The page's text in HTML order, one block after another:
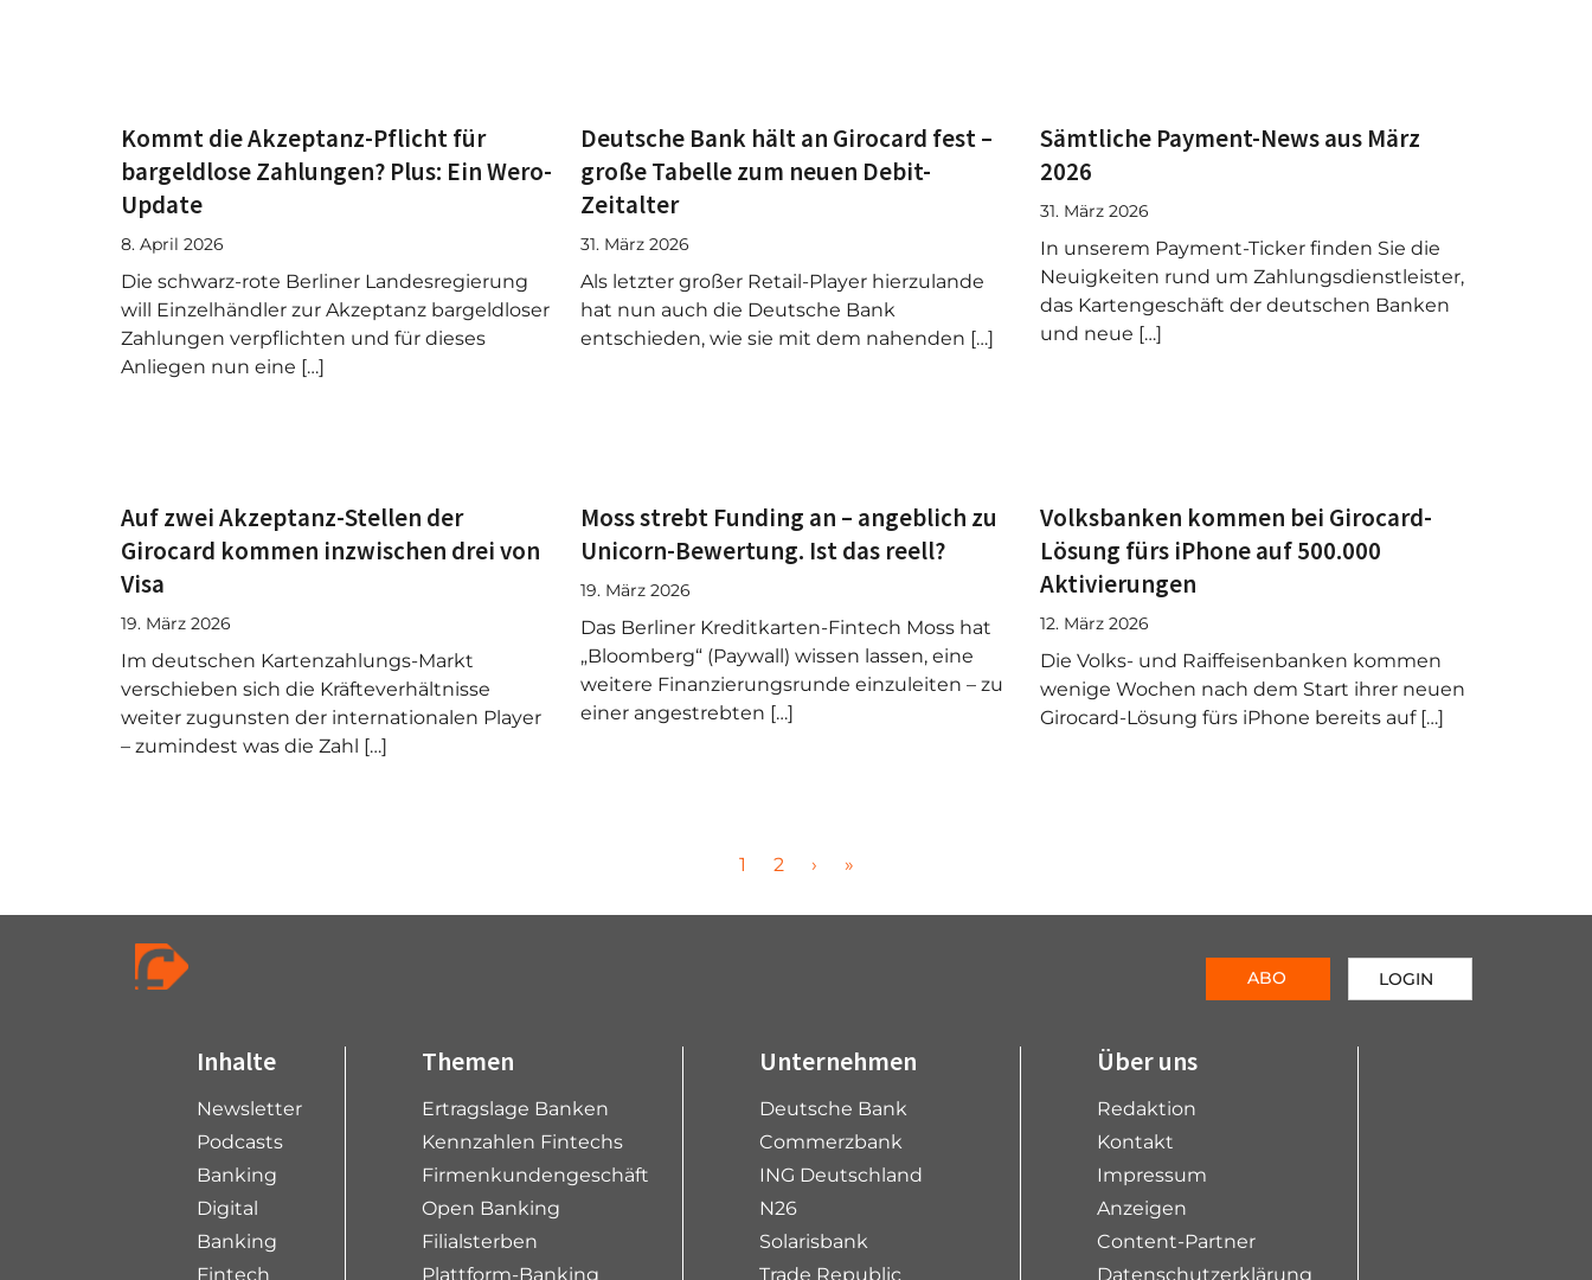
Kommt die Akzeptanz-Pflicht für
bargeldlose Zahlungen? Plus: Ein Wero-
Update
8. April 2026
Die schwarz-rote Berliner Landesregierung
will Einzelhändler zur Akzeptanz bargeldloser
Zahlungen verpflichten und für dieses
Anliegen nun eine […]
Deutsche Bank hält an Girocard fest –
große Tabelle zum neuen Debit-
Zeitalter
31. März 2026
Als letzter großer Retail-Player hierzulande
hat nun auch die Deutsche Bank
entschieden, wie sie mit dem nahenden […]
Sämtliche Payment-News aus März
2026
31. März 2026
In unserem Payment-Ticker finden Sie die
Neuigkeiten rund um Zahlungsdienstleister,
das Kartengeschäft der deutschen Banken
und neue […]
Auf zwei Akzeptanz-Stellen der
Girocard kommen inzwischen drei von
Visa
19. März 2026
Im deutschen Kartenzahlungs-Markt
verschieben sich die Kräfteverhältnisse
weiter zugunsten der internationalen Player
– zumindest was die Zahl […]
Moss strebt Funding an – angeblich zu
Unicorn-Bewertung. Ist das reell?
19. März 2026
Das Berliner Kreditkarten-Fintech Moss hat
„Bloomberg“ (Paywall) wissen lassen, eine
weitere Finanzierungsrunde einzuleiten – zu
einer angestrebten […]
Volksbanken kommen bei Girocard-
Lösung fürs iPhone auf 500.000
Aktivierungen
12. März 2026
Die Volks- und Raiffeisenbanken kommen
wenige Wochen nach dem Start ihrer neuen
Girocard-Lösung fürs iPhone bereits auf […]
g
P
g
1
P
g
2 › »
Inhalte
Newsletter
Podcasts
Banking
Digital
Banking
Fintech
Themen
Ertragslage Banken
Kennzahlen Fintechs
Firmenkundengeschäft
Open Banking
Filialsterben
Plattform-Banking
Unternehmen
Deutsche Bank
Commerzbank
ING Deutschland
N26
Solarisbank
Trade Republic
Über uns
Redaktion
Kontakt
Impressum
Anzeigen
Content-Partner
Datenschutzerklärung
ABO LOGIN